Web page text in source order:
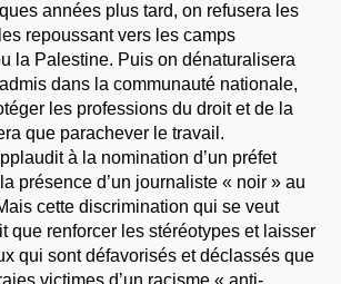
années plus tard, on refusera les
repoussant vers les camps
la Palestine. Puis on dénaturalisera
dans la communauté nationale,
les professions du droit et de la
que parachever le travail.
à la nomination d’un préfet
présence d’un journaliste « noir » au
cette discrimination qui se veut
que renforcer les stéréotypes et laisser
qui sont défavorisés et déclassés que